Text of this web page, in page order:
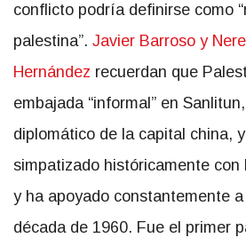
conflicto podría definirse como
palestina”. Javier Barroso y
Hernández recuerdan que
embajada “informal” en
diplomático de la capital china,
simpatizado históricamente con
y ha apoyado constantemente
década de 1960. Fue el primer